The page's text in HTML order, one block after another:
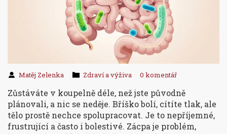
Matěj Zelenka Zdraví a výživa 0 komentář
Zůstáváte v koupelně déle, než jste původně
plánovali, a nic se neděje. Bříško bolí, cítíte tlak, ale
tělo prostě nechce spolupracovat. Je to nepříjemné,
frustrující a často i bolestivé. Zácpa je problém,